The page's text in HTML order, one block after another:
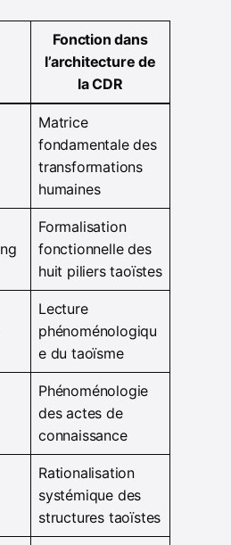
Fonction dans
l’architecture de
la CDR
Matrice
fondamentale des
transformations
humaines
Formalisation
fonctionnelle des
huit piliers taoïstes
Lecture
phénoménologiqu
e du taoïsme
Phénoménologie
des actes de
connaissance
Rationalisation
systémique des
structures taoïstes